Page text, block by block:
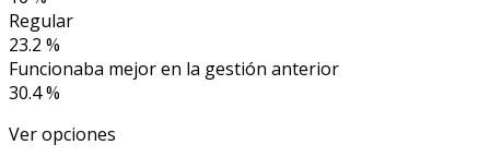
Regular
23.2 %
Funcionaba mejor en la gestión anterior
30.4 %
Ver opciones